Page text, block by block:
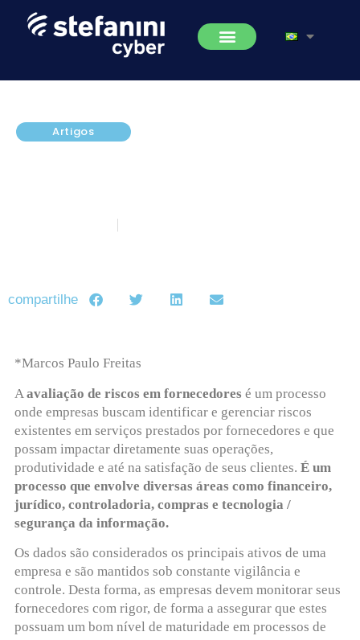
Artigos
compartilhe
*Marcos Paulo Freitas
Aavaliação de riscos em fornecedores é um processo
onde empresas buscam identificar e gerenciar riscos
existentes em serviços prestados por fornecedores e que
possam impactar diretamente suas operações,
produtividade e até na satisfação de seus clientes. É um
processo que envolve diversas áreas como financeiro,
jurídico, controladoria, compras e tecnologia /
segurança da informação.
Os dados são considerados os principais ativos de uma
empresa e são mantidos sob constante vigilância e
controle. Desta forma, as empresas devem monitorar seus
fornecedores com rigor, de forma a assegurar que estes
possuam um bom nível de maturidade em processos de